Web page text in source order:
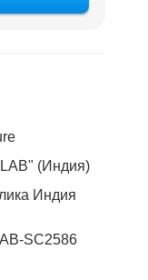
(Индия)
Индия
SC2586